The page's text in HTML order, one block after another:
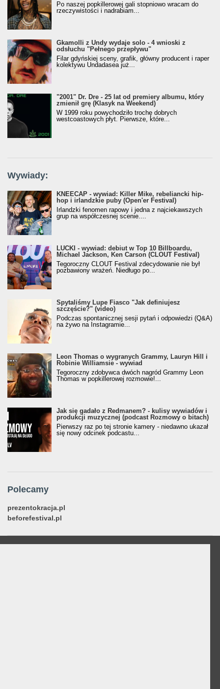
Po naszej popkillerowej gali stopniowo wracam do
rzeczywistości i nadrabiam...
Gkamolli z Undy wydaje solo - 4 wnioski z
odsłuchu "Pełnego przepływu"
Filar gdyńskiej sceny, grafik, główny producent i raper
kolektywu Undadasea już...
"2001" Dr. Dre - 25 lat od premiery albumu, który
zmienił grę (Klasyk na Weekend)
W 1999 roku powychodziło trochę dobrych
westcoastowych płyt. Pierwsze, które...
Wywiady:
KNEECAP - wywiad: Killer Mike, rebeliancki hip-
hop i irlandzkie puby (Open'er Festival)
Irlandzki fenomen rapowy i jedna z najciekawszych
grup na współczesnej scenie....
LUCKI - wywiad: debiut w Top 10 Billboardu,
Michael Jackson, Ken Carson (CLOUT Festival)
Tegoroczny CLOUT Festival zdecydowanie nie był
pozbawiony wrażeń. Niedługo po...
Spytaliśmy Lupe Fiasco "Jak definiujesz
szczęście?" (video)
Podczas spontanicznej sesji pytań i odpowiedzi (Q&A)
na żywo na Instagramie...
Leon Thomas o wygranych Grammy, Lauryn Hill i
Robinie Williamsie - wywiad
Tegoroczny zdobywca dwóch nagród Grammy Leon
Thomas w popkillerowej rozmowie!...
Jak się gadało z Redmanem? - kulisy wywiadów i
produkcji muzycznej (podcast Rozmowy o bitach)
Pierwszy raz po tej stronie kamery - niedawno ukazał
się nowy odcinek podcastu...
Polecamy
prezentokracja.pl
beforefestival.pl